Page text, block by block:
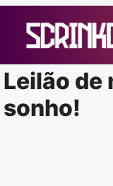
conteúdo
Leilão de
sonho!